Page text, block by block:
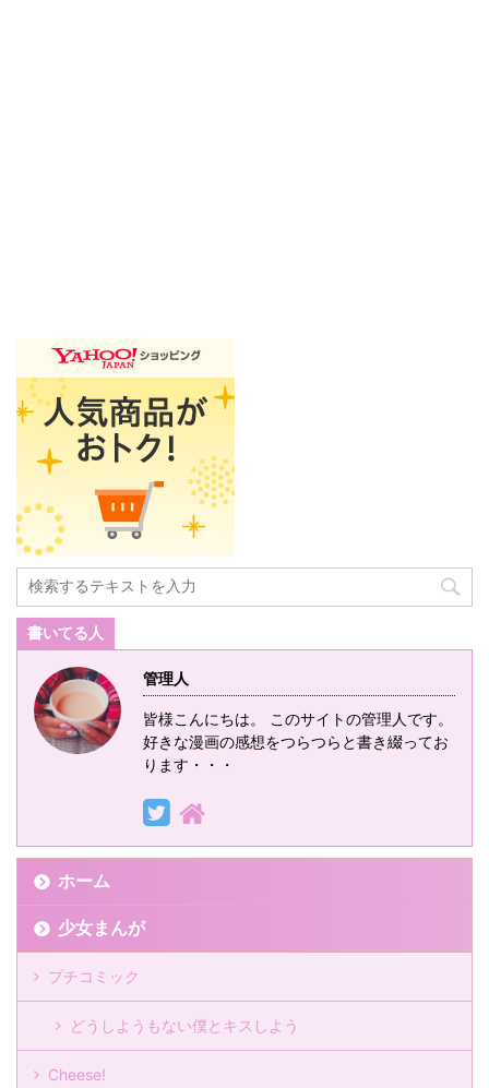
書いてる人
管理人
皆様こんにちは。 このサイトの管理人です。
好きな漫画の感想をつらつらと書き綴ってお
ります・・・
ホーム
少女まんが
プチコミック
どうしようもない僕とキスしよう
Cheese!